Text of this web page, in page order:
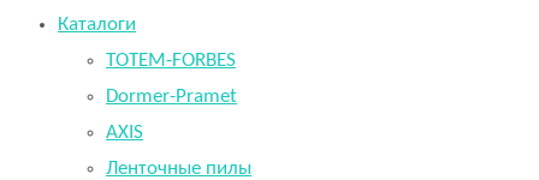
Каталоги
TOTEM-FORBES
Dormer-Pramet
AXIS
Ленточные пилы